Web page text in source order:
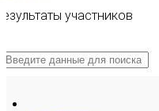
участников